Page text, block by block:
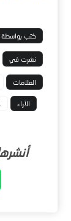
كتب بواسطة
نشرت في
العلامات
الآراء